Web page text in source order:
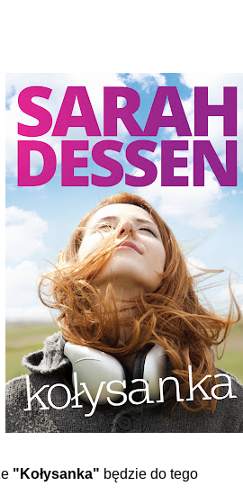
"Kołysanka" będzie do tego